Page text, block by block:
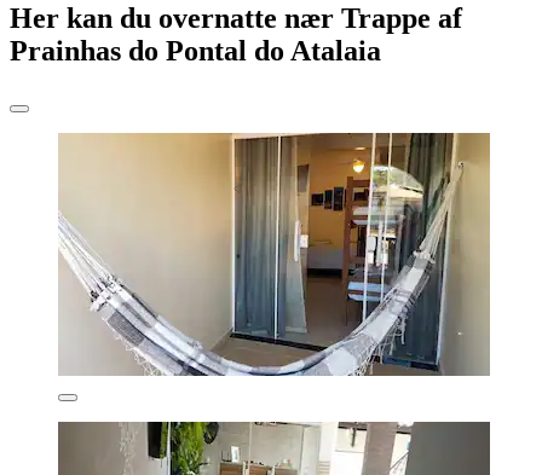
Her kan du overnatte nær Trappe af
Prainhas do Pontal do Atalaia